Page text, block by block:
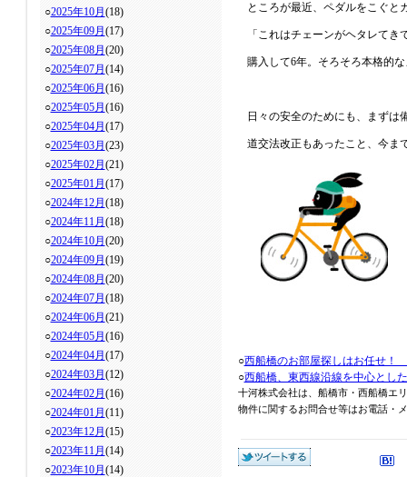
○2025年10月 (18)
○2025年09月 (17)
○2025年08月 (20)
○2025年07月 (14)
○2025年06月 (16)
○2025年05月 (16)
○2025年04月 (17)
○2025年03月 (23)
○2025年02月 (21)
○2025年01月 (17)
○2024年12月 (18)
○2024年11月 (18)
○2024年10月 (20)
○2024年09月 (19)
○2024年08月 (20)
○2024年07月 (18)
○2024年06月 (21)
○2024年05月 (16)
○2024年04月 (17)
○2024年03月 (12)
○2024年02月 (16)
○2024年01月 (11)
○2023年12月 (15)
○2023年11月 (14)
○2023年10月 (14)
ところが最近、ペダルをこぐと
「これはチェーンがヘタレてき
購入して6年。そろそろ本格的
日々の安全のためにも、まずは
道交法改正もあったこと、今ま
○西船橋のお部屋探しはお任せ！
○西船橋、東西線沿線を中心とし
十河株式会社は、船橋市・西船橋エ
物件に関するお問合せ等はお電話・